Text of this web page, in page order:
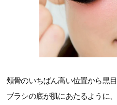
頬骨のいちばん高い位置から黒
ブラシの底が肌にあたるように